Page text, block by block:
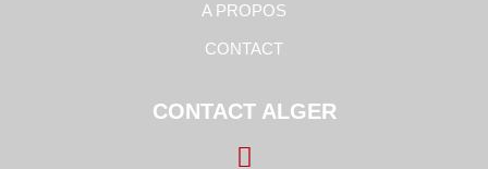
A PROPOS
CONTACT
CONTACT ALGER